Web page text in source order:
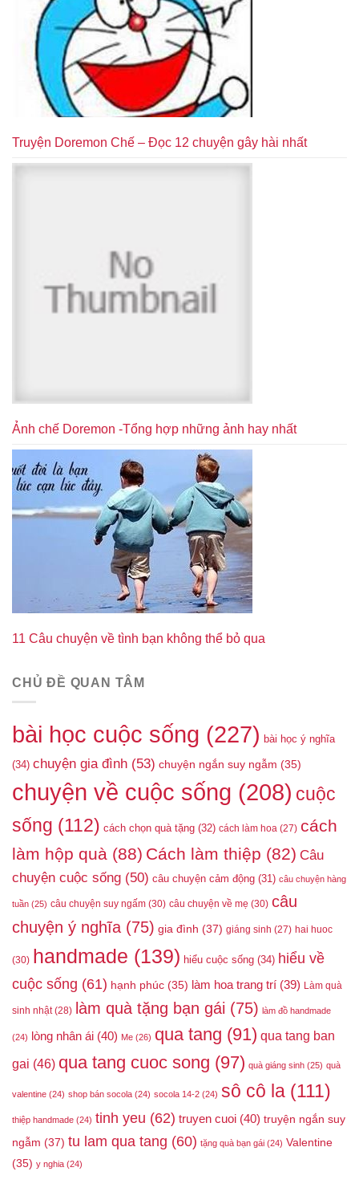
Truyện Doremon Chế – Đọc 12 chuyện gây hài nhất
Ảnh chế Doremon -Tổng hợp những ảnh hay nhất
11 Câu chuyện về tình bạn không thể bỏ qua
CHỦ ĐỀ QUAN TÂM
bài học cuộc sống (227) bài học ý nghĩa
(34) chuyện gia đình (53) chuyện ngắn suy ngẫm (35)
chuyện về cuộc sống (208) cuộc
sống (112) cách chọn quà tặng (32) cách làm hoa (27) cách
làm hộp quà (88) Cách làm thiệp (82) Câu
chuyện cuộc sống (50) câu chuyện cảm động (31) câu chuyện hàng
tuần (25) câu chuyện suy ngấm (30) câu chuyện về mẹ (30) câu
chuyện ý nghĩa(75) gia đình (37) giáng sinh (27) hai huoc
(30) handmade (139) hiểu cuộc sống (34) hiểu về
cuộc sống (61) hạnh phúc (35) làm hoa trang trí (39) Làm quà
sinh nhật(28) làm quà tặng bạn gái (75) làm đồ handmade
(24) lòng nhân ái (40) Me (26) qua tang (91) qua tang ban
gai (46) qua tang cuoc song (97) quà giáng sinh (25) quà
valentine (24) shop bán socola (24) socola 14-2 (24) sô cô la (111)
thiệp handmade (24) tinh yeu (62) truyen cuoi (40) truyện ngắn suy
ngẫm (37) tu lam qua tang (60) tặng quà bạn gái (24) Valentine
(35) y nghia (24)